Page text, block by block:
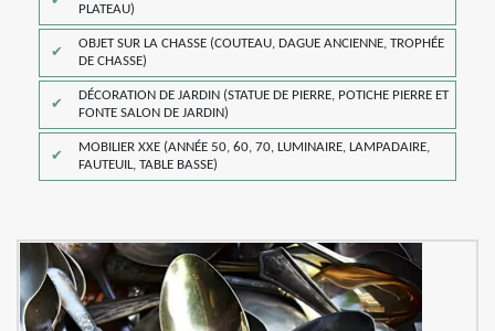
PLATEAU)
OBJET SUR LA CHASSE (COUTEAU, DAGUE ANCIENNE, TROPHÉE
DE CHASSE)
DÉCORATION DE JARDIN (STATUE DE PIERRE, POTICHE PIERRE ET
FONTE SALON DE JARDIN)
MOBILIER XXE (ANNÉE 50, 60, 70, LUMINAIRE, LAMPADAIRE,
FAUTEUIL, TABLE BASSE)